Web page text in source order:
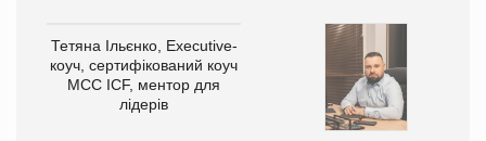
Тетяна Ільєнко, Executive-
коуч, сертифікований коуч
МСС ICF, ментор для
лідерів